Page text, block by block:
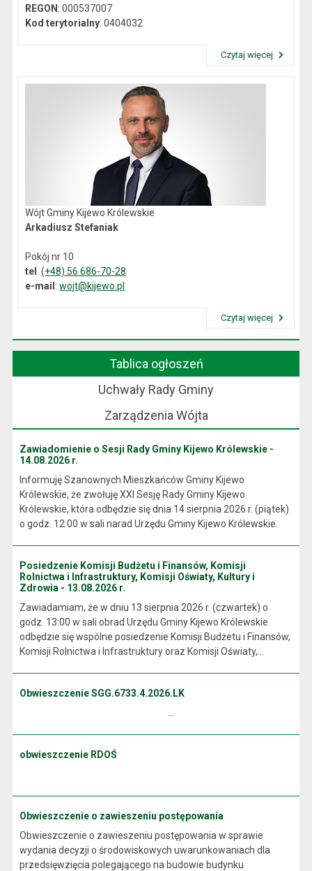
REGON : 000537007
Kod terytorialny: 0404032
Czytaj więcej
Wójt Gminy Kijewo Królewskie
Arkadiusz Stefaniak
Pokój nr 10
tel
.(+48) 56 686-70-28
e-mail :wojt@kijewo.pl
Czytaj więcej
Tablica ogłoszeń
Uchwały Rady Gminy
Zarządzenia Wójta
Zawiadomienie o Sesji Rady Gminy Kijewo Królewskie -
14.08.2026 r.
Informuję Szanownych Mieszkańców Gminy Kijewo
Królewskie, że zwołuję XXI Sesję Rady Gminy Kijewo
Królewskie, która odbędzie się dnia 14 sierpnia 2026 r. (piątek)
o godz. 12:00 w sali narad Urzędu Gminy Kijewo Królewskie.
Posiedzenie Komisji Budżetu i Finansów, Komisji
Rolnictwa i Infrastruktury, Komisji Oświaty, Kultury i
Zdrowia - 13.08.2026 r.
Zawiadamiam, że w dniu 13 sierpnia 2026 r. (czwartek) o
godz. 13:00 w sali obrad Urzędu Gminy Kijewo Królewskie
odbędzie się wspólne posiedzenie Komisji Budżetu i Finansów,
Komisji Rolnictwa i Infrastruktury oraz Komisji Oświaty,...
Obwieszczenie SGG.6733.4.2026.LK
obwieszczenie RDOŚ
Obwieszczenie o zawieszeniu postępowania
Obwieszczenie o zawieszeniu postępowania w sprawie
wydania decyzji o środowiskowych uwarunkowaniach dla
przedsięwzięcia polegającego na budowie budynku